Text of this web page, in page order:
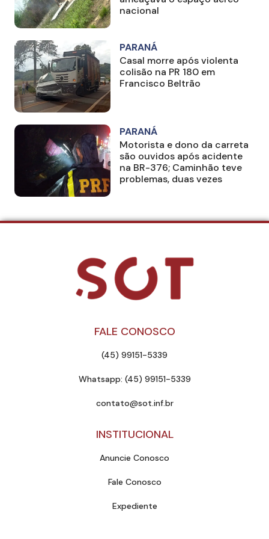
nacional
PARANÁ
Casal morre após violenta
colisão na PR 180 em
Francisco Beltrão
PARANÁ
Motorista e dono da carreta
são ouvidos após acidente
na BR-376; Caminhão teve
problemas, duas vezes
FALE CONOSCO
(45) 99151-5339
Whatsapp: (45) 99151-5339
contato@sot.inf.br
INSTITUCIONAL
Anuncie Conosco
Fale Conosco
Expediente